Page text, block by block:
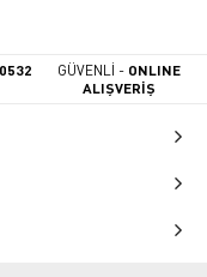
GÜVENLİ - ONLINE
ALIŞVERİŞ